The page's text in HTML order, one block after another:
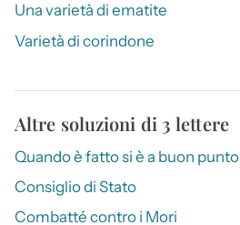
Una varietà di ematite
Varietà di corindone
Altre soluzioni di 3 lettere
Quando è fatto si è a buon punto
Consiglio di Stato
Combatté contro i Mori